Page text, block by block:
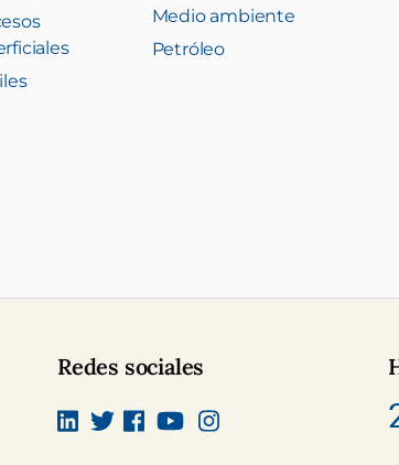
Medio ambiente
Petróleo
Redes sociales